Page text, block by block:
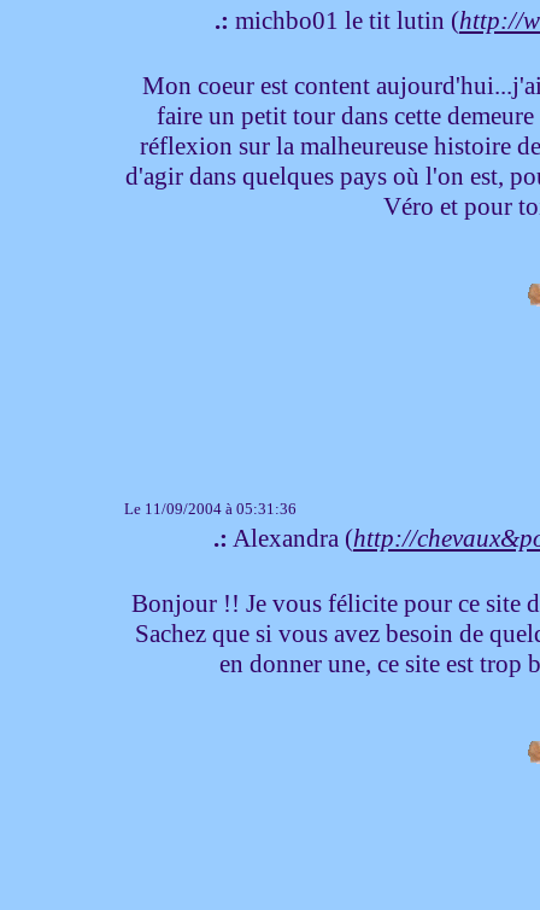
.: michbo01 le tit lutin (http://
Mon coeur est content
faire un petit tour dans cette
réflexion sur la malheureuse histoire
d'agir dans quelques pays où l'on est,
Véro et pour
Le 11/09/2004 à 05:31:36
.: Alexandra (http://
Bonjour !! Je vous félicite pour ce site
Sachez que si vous avez besoin de
en donner une, ce site est